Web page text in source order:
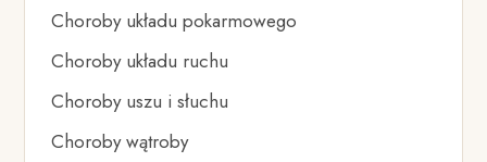
Choroby układu pokarmowego
Choroby układu ruchu
Choroby uszu i słuchu
Choroby wątroby